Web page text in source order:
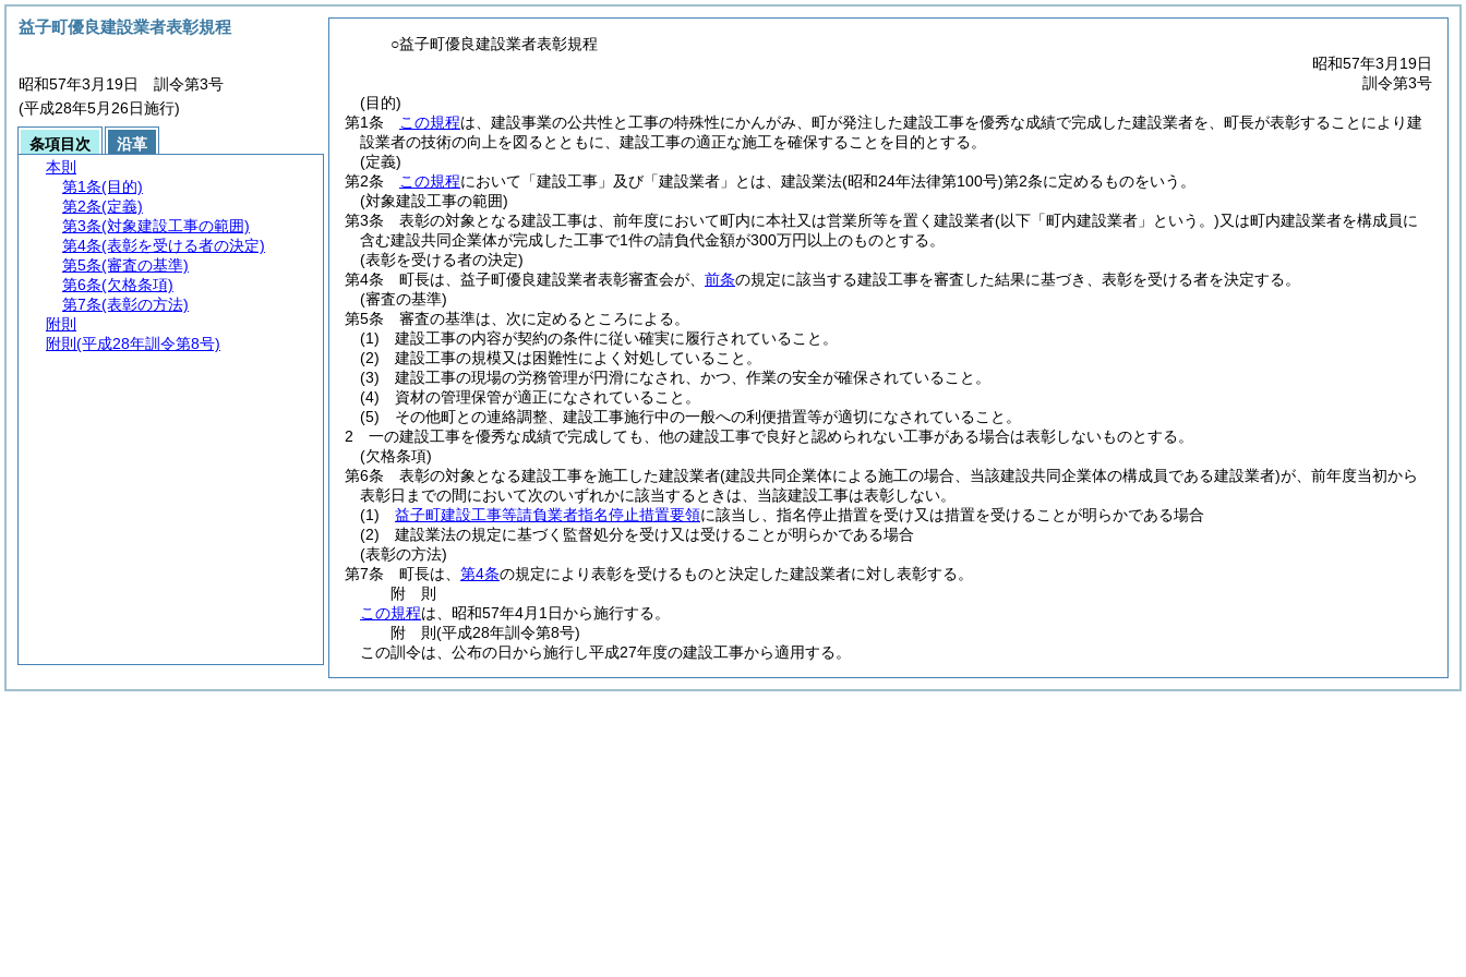
○益子町優良建設業者表彰規程
昭和57年3月19日
訓令第3号
(目的)
第1条
この規程は、建設事業の公共性と工事の特殊性にかんがみ、町が発注した建設工事を優秀な成績で完成した建設業者を、町長が表彰することにより建
設業者の技術の向上を図るとともに、建設工事の適正な施工を確保することを目的とする。
(定義)
第2条
この規程において「建設工事」及び「建設業者」とは、建設業法(昭和24年法律第100号)第2条に定めるものをいう。
(対象建設工事の範囲)
第3条
表彰の対象となる建設工事は、前年度において町内に本社又は営業所等を置く建設業者(以下「町内建設業者」という。)又は町内建設業者を構成員に
含む建設共同企業体が完成した工事で1件の請負代金額が300万円以上のものとする。
(表彰を受ける者の決定)
第4条
町長は、益子町優良建設業者表彰審査会が、 前条の規定に該当する建設工事を審査した結果に基づき、表彰を受ける者を決定する。
(審査の基準)
第5条
審査の基準は、次に定めるところによる。
(1)
建設工事の内容が契約の条件に従い確実に履行されていること。
(2)
建設工事の規模又は困難性によく対処していること。
(3)
建設工事の現場の労務管理が円滑になされ、かつ、作業の安全が確保されていること。
(4)
資材の管理保管が適正になされていること。
(5)
その他町との連絡調整、建設工事施行中の一般への利便措置等が適切になされていること。
2
一の建設工事を優秀な成績で完成しても、他の建設工事で良好と認められない工事がある場合は表彰しないものとする。
(欠格条項)
第6条
表彰の対象となる建設工事を施工した建設業者(建設共同企業体による施工の場合、当該建設共同企業体の構成員である建設業者)が、前年度当初から
表彰日までの間において次のいずれかに該当するときは、当該建設工事は表彰しない。
(1)
益子町建設工事等請負業者指名停止措置要領に該当し、指名停止措置を受け又は措置を受けることが明らかである場合
(2)
建設業法の規定に基づく監督処分を受け又は受けることが明らかである場合
(表彰の方法)
第7条
町長は、 第4条の規定により表彰を受けるものと決定した建設業者に対し表彰する。
附 則
この規程は、昭和57年4月1日から施行する。
附 則(平成28年訓令第8号)
この訓令は、公布の日から施行し平成27年度の建設工事から適用する。
益子町優良建設業者表彰規程
昭和57年3月19日 訓令第3号
(平成28年5月26日施行)
条項目次
沿革
本則
第1条(目的)
第2条(定義)
第3条(対象建設工事の範囲)
第4条(表彰を受ける者の決定)
第5条(審査の基準)
第6条(欠格条項)
第7条(表彰の方法)
附則
附則 (平成28年訓令第8号)